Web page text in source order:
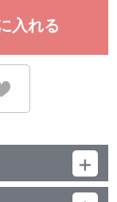
入れる